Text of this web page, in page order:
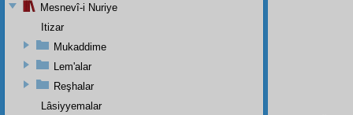
Mesnevî-i Nuriye
Itizar
Mukaddime
Lem'alar
Reşhalar
Lâsiyyemalar